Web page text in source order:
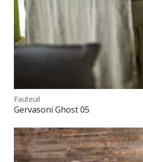
Fauteuil
Gervasoni Ghost 05